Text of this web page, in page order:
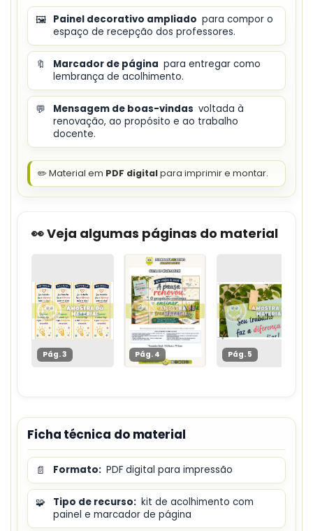
🖼️ Painel decorativo ampliado para compor o
espaço de recepção dos professores.
🔖 Marcador de página para entregar como
lembrança de acolhimento.
💬 Mensagem de boas-vindas voltada à
renovação, ao propósito e ao trabalho
docente.
✏️ Material em PDF digitalpara imprimir e montar.
👀 Veja algumas páginas do material
Pág. 3 Pág. 4 Pág. 5
Ficha técnica do material
📄 Formato: PDF digital para impressão
🧩 Tipo de recurso: kit de acolhimento com
painel e marcador de página